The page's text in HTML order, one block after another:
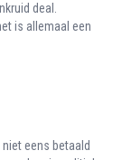
deal.
is allemaal een
eens betaald